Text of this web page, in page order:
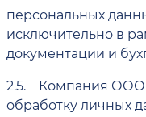
персональных
исключительно в
документации и
2.5.
Компания ООО
обработку личных